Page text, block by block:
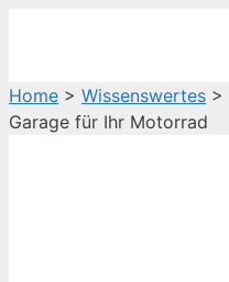
Home > Wissenswertes >
Garage für Ihr Motorrad